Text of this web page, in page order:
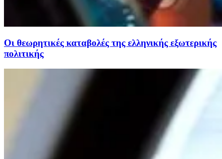
Οι θεωρητικές καταβολές της ελληνικής εξωτερικής
πολιτικής